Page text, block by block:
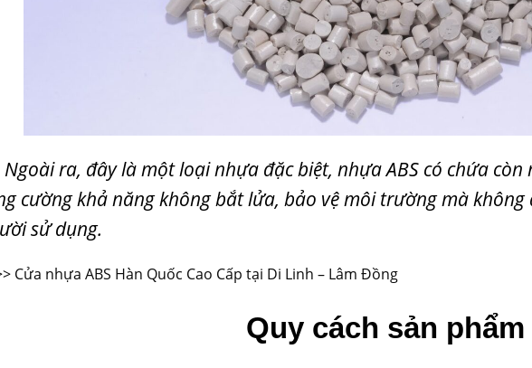
Ngoài ra, đây là một loại nhựa đặc biệt, nhựa ABS có chứa
cường khả năng không bắt lửa, bảo vệ môi trường mà không
sử dụng.
Cửa nhựa ABS Hàn Quốc Cao Cấp tại Di Linh – Lâm Đồng
Quy cách sản phẩm